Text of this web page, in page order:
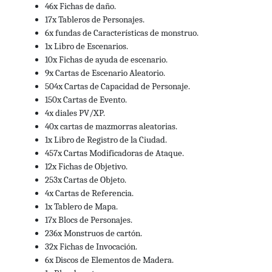
GLOOMHAVEN 2ª EDICION
De www.jugamosotra.com
134.90€
Gloomhaven Segunda
Edición
De www.pickpackplay.es
134.90€
🚚 Gratis
Gloomhaven 2ª Edición
Castellano
De www.ecomimos.com
129.95€
🚚 Gratis
Gloomhaven
De dragonesylosetas.com
Gloomhaven 2ª Edición
(Castellano)
De santuariogames.com
46x Fichas de daño.
17x Tableros de Personajes.
6x fundas de Características de monstruo.
1x Libro de Escenarios.
10x Fichas de ayuda de escenario.
9x Cartas de Escenario Aleatorio.
504x Cartas de Capacidad de Personaje.
150x Cartas de Evento.
4x diales PV/XP.
40x cartas de mazmorras aleatorias.
1x Libro de Registro de la Ciudad.
457x Cartas Modificadoras de Ataque.
12x Fichas de Objetivo.
253x Cartas de Objeto.
4x Cartas de Referencia.
1x Tablero de Mapa.
17x Blocs de Personajes.
236x Monstruos de cartón.
32x Fichas de Invocación.
6x Discos de Elementos de Madera.